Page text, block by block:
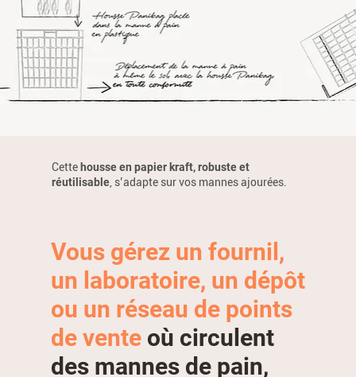
Cette housse en papier kraft, robuste et
réutilisable, s’adapte sur vos mannes ajourées.
Vous gérez un fournil,
un laboratoire, un dépôt
ou un réseau de points
de vente où circulent
des mannes de pain,